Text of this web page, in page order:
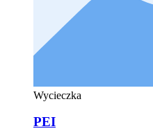
Wycieczka
PEI